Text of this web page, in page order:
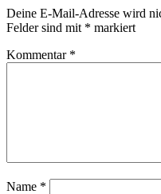
Deine E-Mail-Adresse wird
Felder sind mit * markiert
Kommentar *
Name *